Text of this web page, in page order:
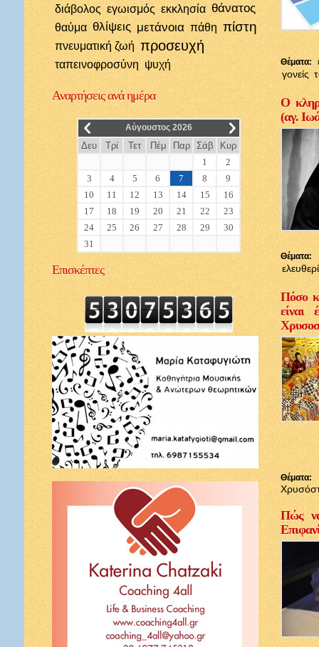
διάβολος εγωισμός εκκλησία θάνατος
θαύμα θλίψεις μετάνοια πάθη πίστη
πνευματική ζωή προσευχή
ταπεινοφροσύνη ψυχή
Αναρτήσειςανά ημέρα
__ Αύγουστος 2026 __
Δευ Τρί Τετ Πέμ Παρ Σάβ
Κυρ
1
2
3
4 5 6 7 8
9
10
11 12 13 14 15
16
17
18 19 20 21 22
23
24
25 26 27 28 29
30
31
Επισκέπτες
Θέματα:
γονείς
Ο
(αγ.
Θέματα:
Πόσο
είναι
Θέματα:
Πώς να